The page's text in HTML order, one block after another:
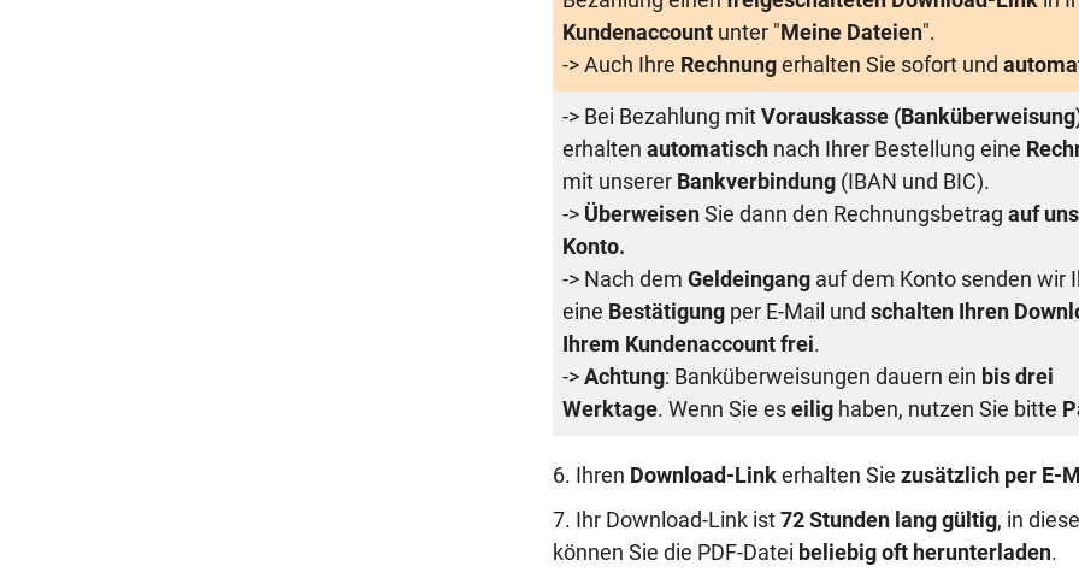
Kundenaccountunter " Meine Dateien".
-> Auch Ihre Rechnungerhalten Sie sofort und
-> Bei Bezahlung mit Vorauskasse
erhalten automatischnach Ihrer Bestellung eine
mit unserer Bankverbindung (IBAN und BIC).
-> Überweisen Sie dann den Rechnungsbetrag auf
Konto.
-> Nach dem Geldeingang auf dem Konto senden wir
eine Bestätigung per E-Mail und schalten Ihren
Ihrem Kundenaccount frei.
-> Achtung: Banküberweisungen dauern ein bis drei
Werktage. Wenn Sie es eilighaben, nutzen Sie bitte
6. Ihren Download-Linkerhalten Sie zusätzlich per E-
7. Ihr Download-Link ist 72 Stunden lang gültig, in
können Sie die PDF-Datei beliebig oft herunterladen.